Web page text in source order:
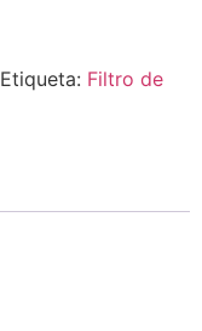
Etiqueta: Filtro de